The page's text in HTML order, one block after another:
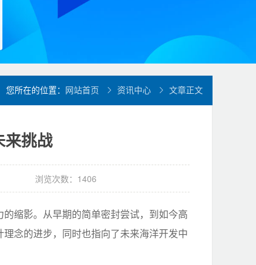
您所在的位置： 网站首页 资讯中心 文章正文
来挑战
浏览次数：1406
缩影。从早期的简单密封尝试，到如今高
念的进步，同时也指向了未来海洋开发中